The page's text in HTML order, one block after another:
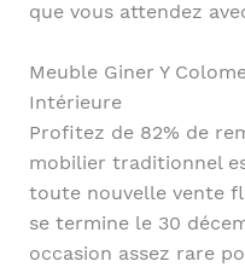
que vous attendez
Meuble Giner Y
Intérieure
Profitez de 82% de
mobilier traditionnel
toute nouvelle vente
se termine le 30
occasion assez rare